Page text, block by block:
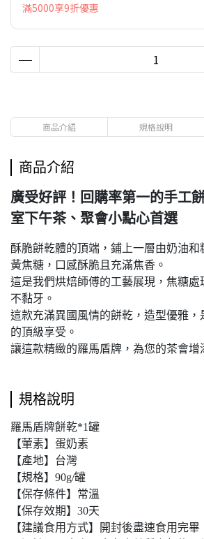
滿5000享9折優惠
商品介紹 規格說明
商品介紹
廣受好評！回購率第一的手工
室下午茶、聚會小點心首選
酥脆餅乾體的頂端，鋪上一層由奶油
黃焦糖，口感酥脆且充滿焦香。
這是我們烘焙師傅的工藝展現，焦糖處
不黏牙。
這款充滿異國風情的餅乾，造型優雅，
的頂級享受。
讓這款精緻的羅馬盾牌，為您的茶會增
規格說明
羅馬盾牌餅乾*1罐
【葷素】蛋奶素
【產地】台灣
【規格】90g/罐
【保存條件】常溫
【保存效期】30天
【建議食用方式】開封後盡速食用完畢